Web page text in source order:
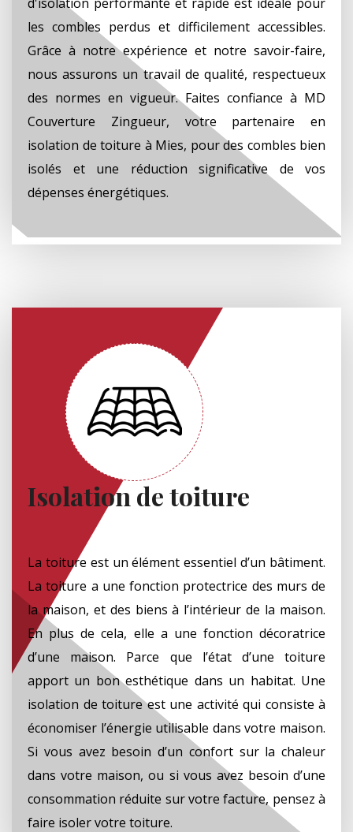
les combles perdus et difficilement accessibles.
Grâce à notre expérience et notre savoir-faire,
nous assurons un travail de qualité, respectueux
des normes en vigueur. Faites confiance à MD
Couverture Zingueur, votre partenaire en
isolation de toiture à Mies, pour des combles bien
isolés et une réduction significative de vos
dépenses énergétiques.
Isolation de toiture
La toiture est un élément essentiel d’un bâtiment.
La toiture a une fonction protectrice des murs de
la maison, et des biens à l’intérieur de la maison.
En plus de cela, elle a une fonction décoratrice
d’une maison. Parce que l’état d’une toiture
apport un bon esthétique dans un habitat. Une
isolation de toiture est une activité qui consiste à
économiser l’énergie utilisable dans votre maison.
Si vous avez besoin d’un confort sur la chaleur
dans votre maison, ou si vous avez besoin d’une
consommation réduite sur votre facture, pensez à
faire isoler votre toiture.